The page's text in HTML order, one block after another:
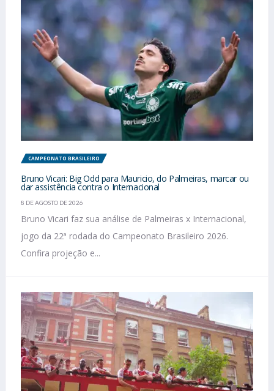
CAMPEONATO BRASILEIRO
Bruno Vicari: Big Odd para Mauricio, do Palmeiras, marcar ou
dar assistência contra o Internacional
8 DE AGOSTO DE 2026
Bruno Vicari faz sua análise de Palmeiras x Internacional,
jogo da 22ª rodada do Campeonato Brasileiro 2026.
Confira projeção e...